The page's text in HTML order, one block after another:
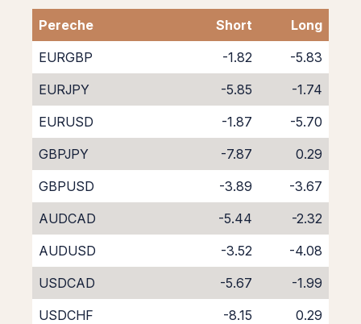
Pereche Short
Long
EURGBP
-1.82
-5.83
EURJPY
-5.85
-1.74
EURUSD
-1.87
-5.70
GBPJPY
-7.87
0.29
GBPUSD
-3.89
-3.67
AUDCAD
-5.44
-2.32
AUDUSD
-3.52
-4.08
USDCAD
-5.67
-1.99
USDCHF
-8.15
0.29